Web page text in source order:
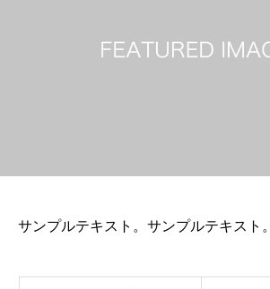
サンプルテキスト。サンプルテキスト。